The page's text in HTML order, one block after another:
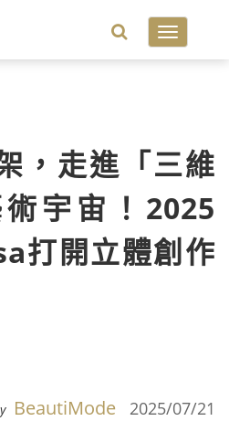
Toggle
，走進「三維
宇宙！2025
打開立體創作
BeautiMode 2025/07/21